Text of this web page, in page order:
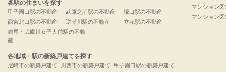
各駅の住まいを探す
甲子園口駅の不動産
西宮北口駅の不動産
武庫之荘駅の不動産
逆瀬川駅の不動産
塚口駅の不動産
立花駅の不動産
鳴尾・武庫川女子大前駅の不動
産
各地域・駅の新築戸建てを探す
尼崎市の新築戸建て
川西市の新築戸建て 甲子園口駅の新築戸建て
マンション
マンション